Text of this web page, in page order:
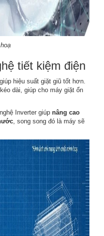
tiết kiệm điện
giúp hiệu suất giặt giũ tốt hơn.
dài, giúp cho máy giặt ổn
Inverter giúp nâng cao
, song song đó là máy sẽ